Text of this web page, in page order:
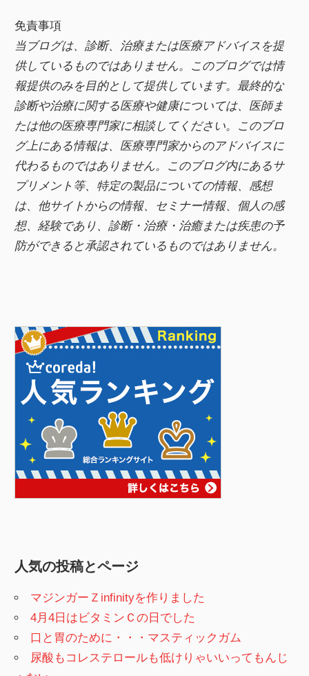
c
e
b
o
o
k
er
免責事項
当ブログは、診断、治療または医療アドバイスを提
供しているものではありません。このブログでは情
報提供のみを目的として提供しています。最終的な
診断や治療に関する医療や健康については、医師ま
たは他の医療専門家に相談してください。このブロ
グ上にある情報は、医療専門家からのアドバイスに
代わるものではありません。このブログ内にあるサ
プリメント等、特定の製品についての情報、感想
は、他サイトからの情報、セミナー情報、 個人の感
想、経験であり、診断・治療・治癒または疾患の予
防ができると承認されているものではありません。
人気の投稿とページ
マジンガーＺinfinityを作りました
4月4日はビタミンＣの日でした
口と胃のために・・・マスティックガム
尿酸もコレステロールも低けりゃいいってもんじ